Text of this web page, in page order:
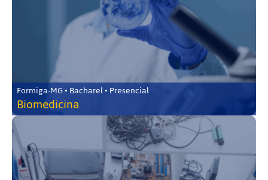
Formiga-MG • Bacharel • Presencial
Biomedicina